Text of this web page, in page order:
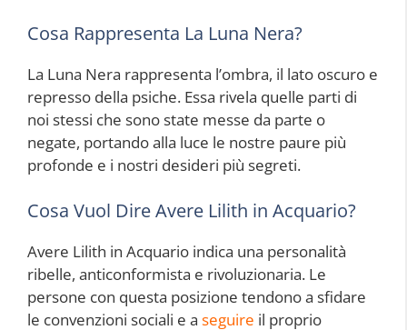
Cosa Rappresenta La Luna Nera?
La Luna Nera rappresenta l’ombra, il lato oscuro e
represso della psiche. Essa rivela quelle parti di
noi stessi che sono state messe da parte o
negate, portando alla luce le nostre paure più
profonde e i nostri desideri più segreti.
Cosa Vuol Dire Avere Lilith in Acquario?
Avere Lilith in Acquario indica una personalità
ribelle, anticonformista e rivoluzionaria. Le
persone con questa posizione tendono a sfidare
le convenzioni sociali e a seguire il proprio